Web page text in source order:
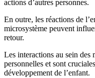
actions d’autres personnes.
En outre, les réactions de
microsystème peuvent
retour.
Les interactions au sein des
personnelles et sont
développement de l’enfant.